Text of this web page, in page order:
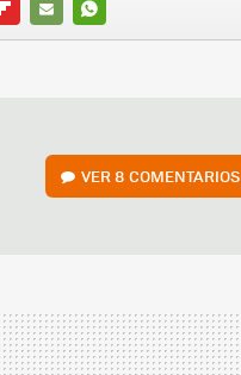
E-
WHATSAPP
VER8 COMENTARIOS